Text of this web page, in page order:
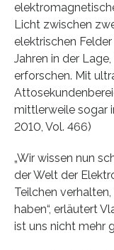
Licht zwischen
elektrischen
Jahren in der
erforschen. Mit
mittlerweile sogar
2010, Vol. 466)
„Wir wissen nun
der Welt der
Teilchen
haben“, erläutert
ist uns nicht mehr